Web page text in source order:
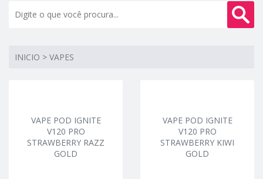
INICIO > VAPES
VAPE POD IGNITE
V120 PRO
STRAWBERRY RAZZ
GOLD
VAPE POD IGNITE
V120 PRO
STRAWBERRY KIWI
GOLD